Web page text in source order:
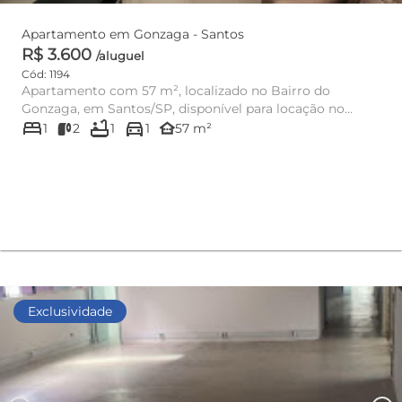
Apartamento em Gonzaga - Santos
R$ 3.600 /aluguel
Cód: 1194
Apartamento com 57 m², localizado no Bairro do
Gonzaga, em Santos/SP, disponível para locação no
condomínio Legend Resid...
bed1 2 bathtub1 directions_car1 other_houses57 m²
Exclusividade